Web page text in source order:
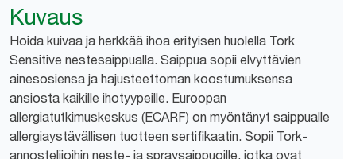
Kuvaus
Hoida kuivaa ja herkkää ihoa erityisen huolella Tork
Sensitive nestesaippualla. Saippua sopii elvyttävien
ainesosiensa ja hajusteettoman koostumuksensa
ansiosta kaikille ihotyypeille. Euroopan
allergiatutkimuskeskus (ECARF) on myöntänyt saippualle
allergiaystävällisen tuotteen sertifikaatin. Sopii Tork-
annostelijoihin neste- ja spraysaippuoille, jotka ovat